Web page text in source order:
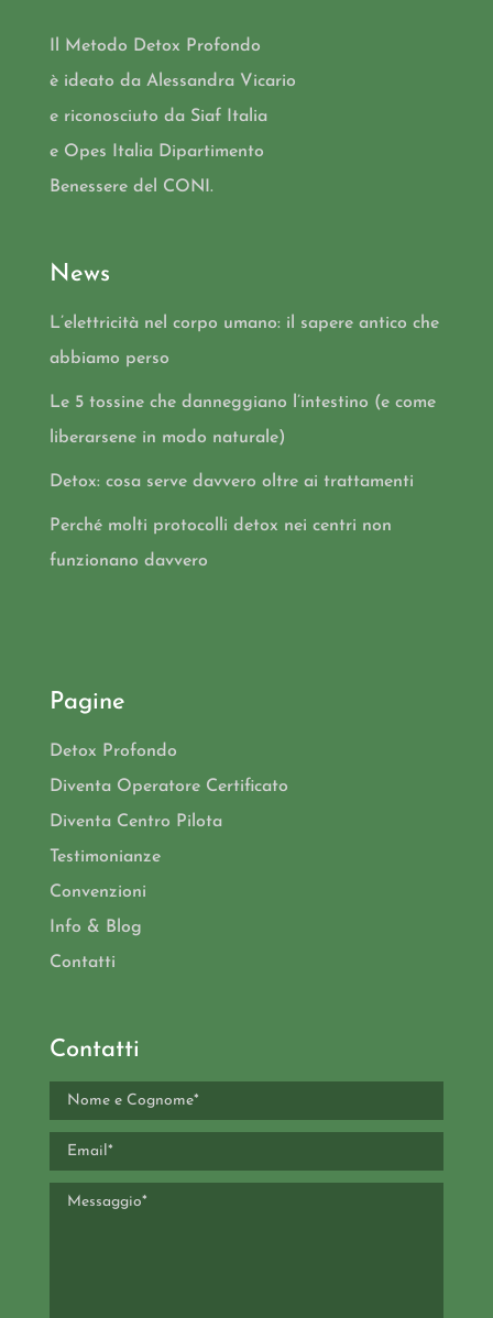
Il Metodo Detox Profondo
è ideato da Alessandra Vicario
e riconosciuto da Siaf Italia
e Opes Italia Dipartimento
Benessere del CONI.
News
L’elettricità nel corpo umano: il sapere antico che
abbiamo perso
Le 5 tossine che danneggiano l’intestino (e come
liberarsene in modo naturale)
Detox: cosa serve davvero oltre ai trattamenti
Perché molti protocolli detox nei centri non
funzionano davvero
Pagine
Detox Profondo
Diventa Operatore Certificato
Diventa Centro Pilota
Testimonianze
Convenzioni
Info & Blog
Contatti
Contatti